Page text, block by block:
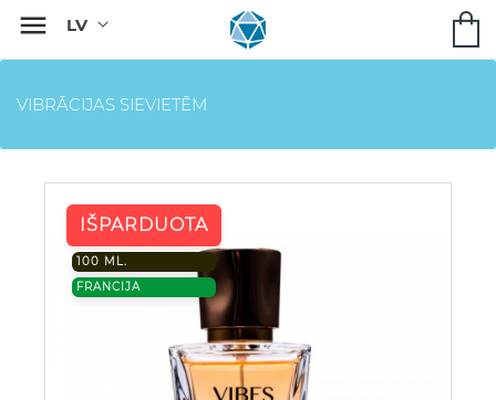

VIBRĀCIJAS SIEVIETĒM
IŠPARDUOTA
100 ML.
FRANCIJA